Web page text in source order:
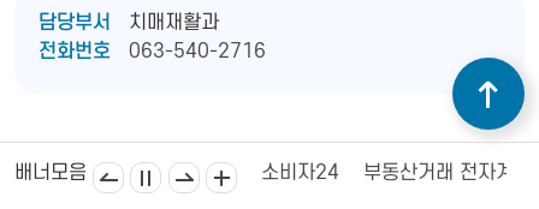
담당부서
치매재활과
전화번호
063-540-2716
배너모음
제상공회의소 김제시의회 소비자24 부동산거래 전자계약